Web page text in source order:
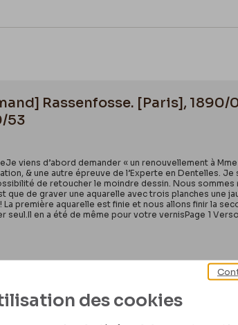
Rassenfosse. [Paris],
53
viens d’abord demander « un renouvellement à
& une autre épreuve de l’Experte en Dentelles.
de retoucher le moindre dessin. Nous
que de graver une aquarelle avec trois planches une
première aquarelle est finie et nous allons finir la
seul.Il en a été de même pour votre vernisPage 1
Deman. Corbeil-Essonnes,
des cookies